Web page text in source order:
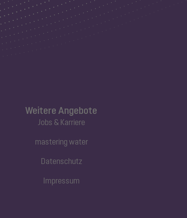
Weitere Angebote
Jobs & Karriere
mastering water
Datenschutz
Impressum